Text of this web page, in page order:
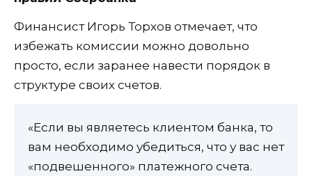
Финансист Игорь Торхов отмечает, что
избежать комиссии можно довольно
просто, если заранее навести порядок в
структуре своих счетов.
«Если вы являетесь клиентом банка, то
вам необходимо убедиться, что у вас нет
«подвешенного» платежного счета.